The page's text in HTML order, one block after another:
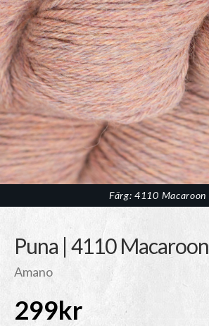
Färg: 4110 Macaroon
Puna | 4110 Macaroon
Amano
299kr